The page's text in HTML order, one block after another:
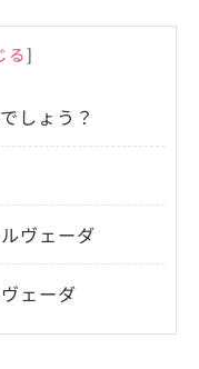
る]
しょう？
ヴェーダ
ェーダ